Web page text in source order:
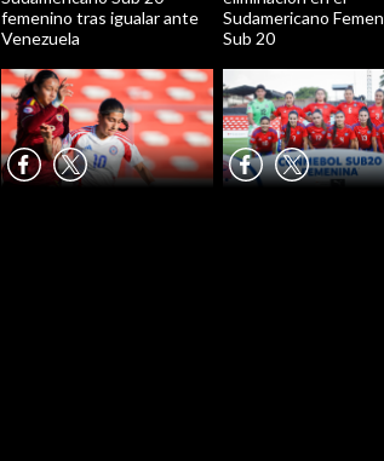
femenino tras igualar ante
Venezuela
Sudamericano
Sub 20